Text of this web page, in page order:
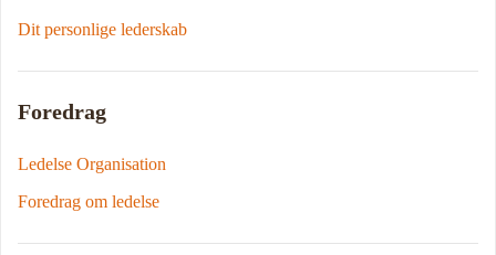
Dit personlige lederskab
Foredrag
Ledelse Organisation
Foredrag om ledelse